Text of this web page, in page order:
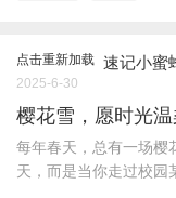
点击重新加载 速记小蜜
2025-6-30
樱花雪，愿时光
每年春天，总有一场樱
天，而是当你走过校园